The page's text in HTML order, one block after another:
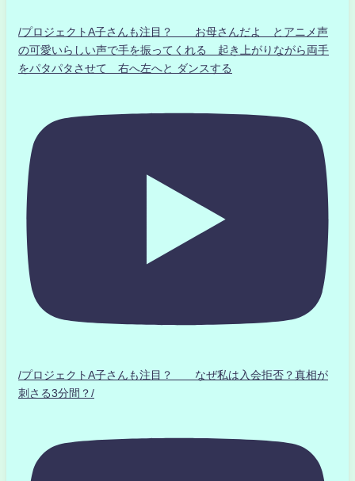
/プロジェクトA子さんも注目？ お母さんだよ とアニメ声
の可愛いらしい声で手を振ってくれる 起き上がりながら両手
をパタパタさせて 右へ左へと ダンスする
/プロジェクトA子さんも注目？ なぜ私は入会拒否？真相が
刺さる3分間？/